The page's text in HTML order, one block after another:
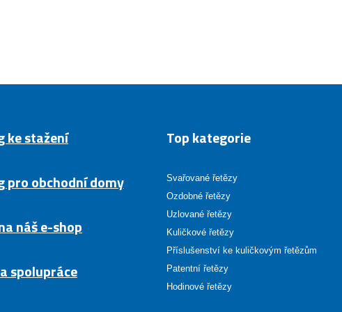
ke stažení
pro obchodní domy
náš e-shop
spolupráce
Top kategorie
Svařované řetězy
Ozdobné řetězy
Uzlované řetězy
Kuličkové řetězy
Příslušenství ke kuličkovým řetězům
Patentní řetězy
Hodinové řetězy